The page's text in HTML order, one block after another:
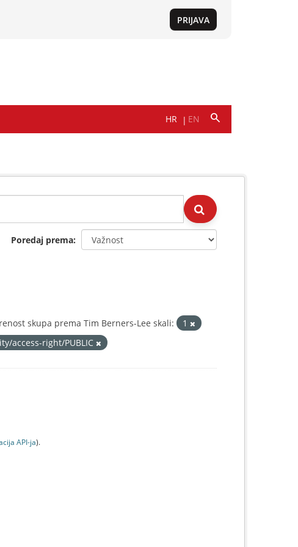
Poredaj prema
skupa prema Tim Berners-Lee skali:
1
access-right/PUBLIC
API-jа).